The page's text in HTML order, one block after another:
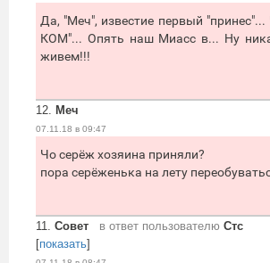
Да, "Меч", известие первый
КОМ"... Опять наш Миасс в... Ну
живем!!!
12. Меч
07.11.18 в 09:47
Чо серёж хозяина приняли?
пора серёженька на лету
11. Совет в ответ пользователю Стс
[показать]